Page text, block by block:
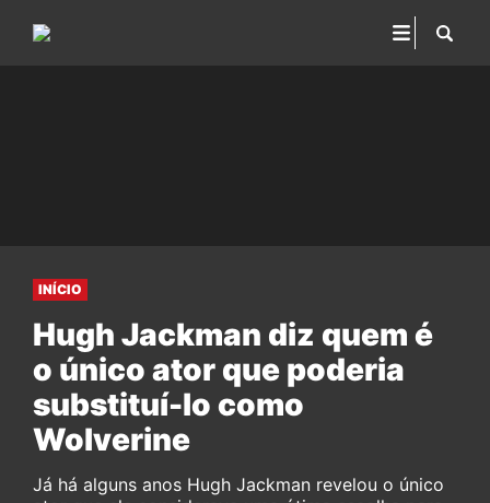
INÍCIO
Hugh Jackman diz quem é
o único ator que poderia
substituí-lo como
Wolverine
Já há alguns anos Hugh Jackman revelou o único